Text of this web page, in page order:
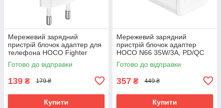
Мережевий зарядний
пристрій блочок адаптер для
телефона HOCO Fighter
Charger C109A 10.5W (1USB,
2.1A/10.5W)
Готово до відправки
139 ₴ 179 ₴
Купити
Мережевий зарядний
пристрій блочок адаптер
HOCO N66 35W/3A, PD/QC
для телефона смартфона
(Без кабелю)(White)
Готово до відправки
357 ₴ 449 ₴
Купити